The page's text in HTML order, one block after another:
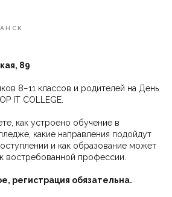
89
8−11 классов и родителей на День
IT COLLEGE.
как устроено обучение в
какие направления подойдут
и как образование может
востребованной профессии.
регистрация обязательна.